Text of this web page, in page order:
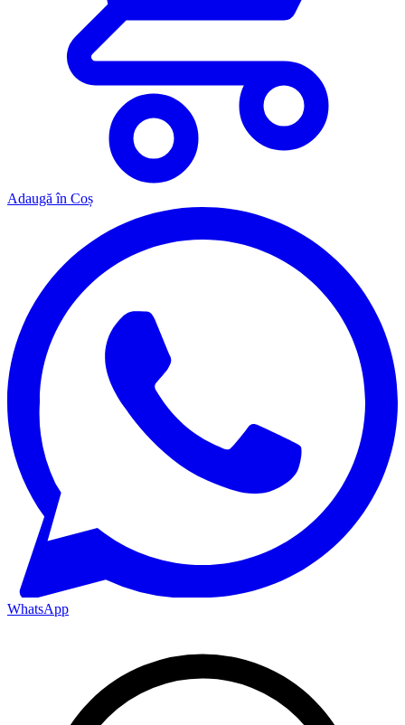
Adaugă în Coș
WhatsApp